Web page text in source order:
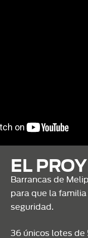
EL
Barrancas de
para que la
seguridad.
36 únicos lotes